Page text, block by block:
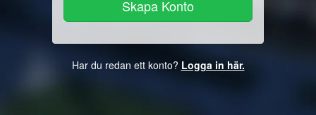
Har du redan ett konto? Logga in här.